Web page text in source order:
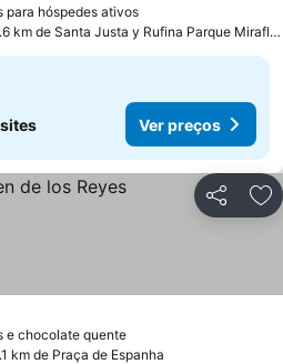
para hóspedes ativos
a 2.6 km de Santa Justa y Rufina Parque Miraflores
Ver preços
Partilhar
e chocolate quente
km de Praça de Espanha